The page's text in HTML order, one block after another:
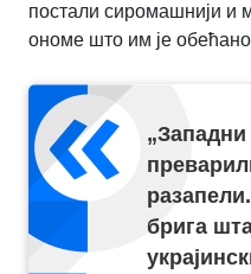
постали сиромашнији и
ономе што им је
„Западни
брига